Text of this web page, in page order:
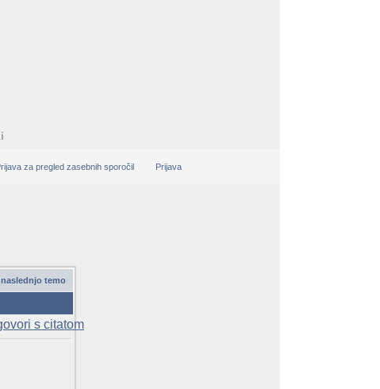
za pregled zasebnih sporočil Prijava
temo